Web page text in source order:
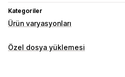
Kategoriler
Ürün varyasyonları
Özelleştirme
Özel dosya yüklemesi